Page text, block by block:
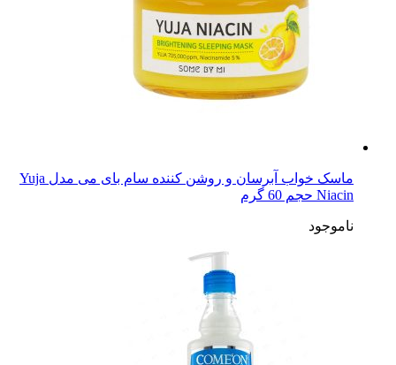
ماسک خواب آبرسان و روشن کننده سام بای می مدل Yuja
Niacin حجم 60 گرم
ناموجود